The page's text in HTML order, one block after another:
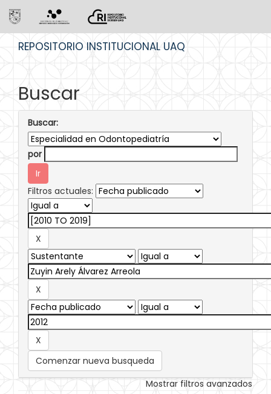
REPOSITORIO INSTITUCIONAL UAQ
Buscar
Buscar:
por
Filtros actuales:
Comenzar nueva busqueda
Mostrar filtros avanzados